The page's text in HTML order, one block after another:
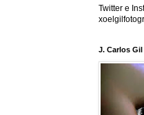
Twitter e
J. Carlos